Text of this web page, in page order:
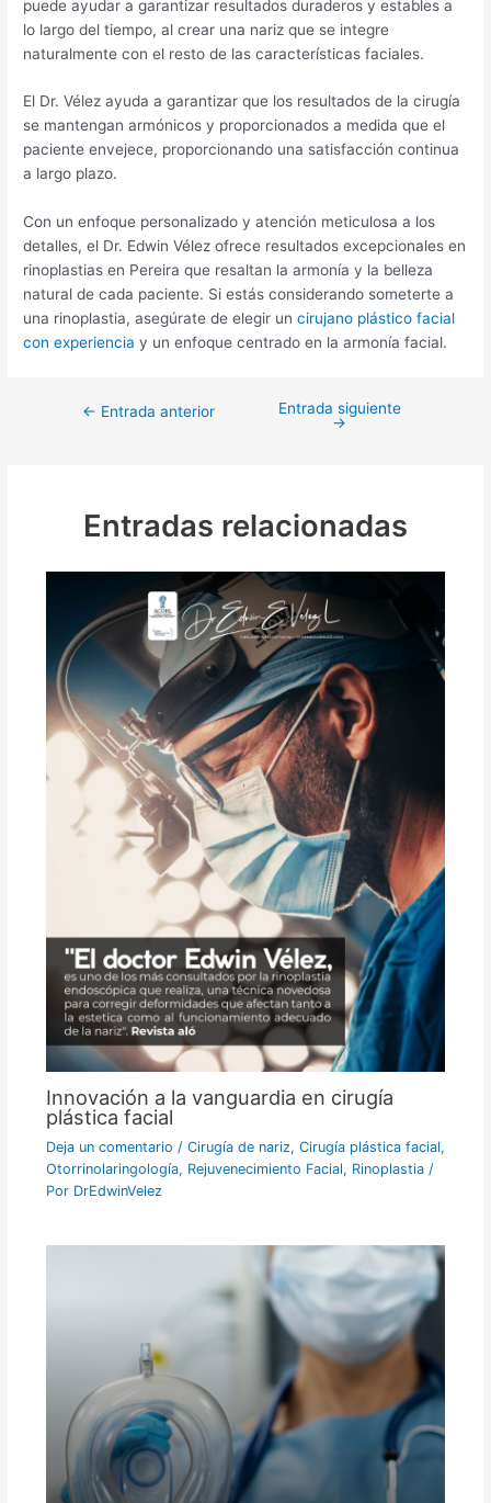
puede ayudar a garantizar resultados duraderos y estables a
lo largo del tiempo, al crear una nariz que se integre
naturalmente con el resto de las características faciales.
El Dr. Vélez ayuda a garantizar que los resultados de la cirugía
se mantengan armónicos y proporcionados a medida que el
paciente envejece, proporcionando una satisfacción continua
a largo plazo.
Con un enfoque personalizado y atención meticulosa a los
detalles, el Dr. Edwin Vélez ofrece resultados excepcionales en
rinoplastias en Pereira que resaltan la armonía y la belleza
natural de cada paciente. Si estás considerando someterte a
una rinoplastia, asegúrate de elegir uncirujano plástico facial
con experiencia y un enfoque centrado en la armonía facial.
← Entrada anterior
Entrada siguiente
→
Entradas relacionadas
Innovación a la vanguardia en cirugía
plástica facial
Deja un comentario / Cirugía de nariz, Cirugía plástica facial,
Otorrinolaringología, Rejuvenecimiento Facial, Rinoplastia/
Por DrEdwinVelez